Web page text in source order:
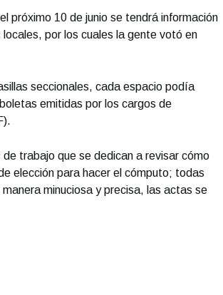
próximo 10 de junio se tendrá información
por los cuales la gente votó en
seccionales, cada espacio podía
emitidas por los cargos de
trabajo que se dedican a revisar cómo
elección para hacer el cómputo; todas
minuciosa y precisa, las actas se